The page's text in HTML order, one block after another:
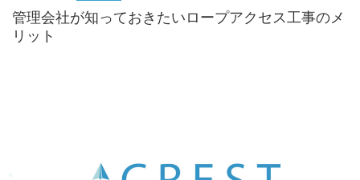
管理会社が知っておきたいロープアクセス工事のメ
リット